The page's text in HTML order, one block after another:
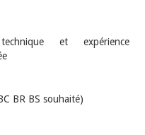
et expérience
BR BS souhaité)